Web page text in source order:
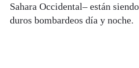
Sahara Occidental– están
duros bombardeos día y noche.